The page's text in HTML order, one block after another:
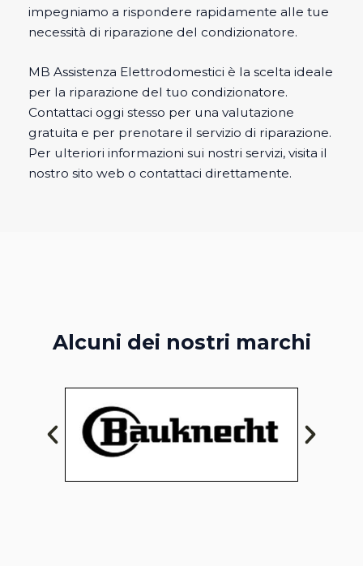
impegniamo a rispondere rapidamente alle tue
necessità di riparazione del condizionatore.
MB Assistenza Elettrodomestici è la scelta ideale
per la riparazione del tuo condizionatore.
Contattaci oggi stesso per una valutazione
gratuita e per prenotare il servizio di riparazione.
Per ulteriori informazioni sui nostri servizi, visita il
nostro sito web o contattaci direttamente.
Alcuni dei nostri marchi